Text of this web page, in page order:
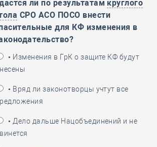
ли по результатам круглого
СРО АСО ПОСО внести
для КФ изменения в
• Изменения в ГрК о защите КФ будут
• Вряд ли законотворцы учтут все
• Дело дальше Нацобъединений и не